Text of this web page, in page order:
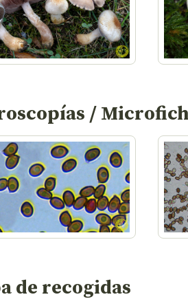
/
de recogidas